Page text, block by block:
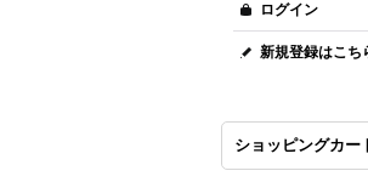
ログイン
新規登録はこち
ショッピングカー